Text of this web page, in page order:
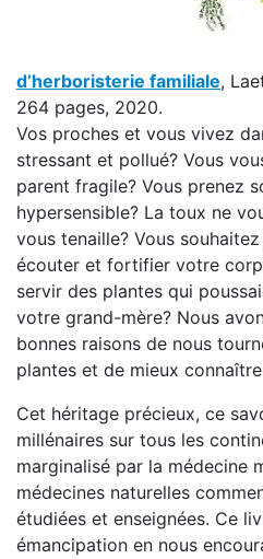
d’herboristerie familiale,
264 pages, 2020.
Vos proches et vous vivez
stressant et pollué? Vous
parent fragile? Vous prenez
hypersensible? La toux ne
vous tenaille? Vous
écouter et fortifier votre
servir des plantes qui
votre grand-mère? Nous
bonnes raisons de nous
plantes et de mieux
Cet héritage précieux, ce
millénaires sur tous les
marginalisé par la médecine
médecines naturelles
étudiées et enseignées. Ce
émancipation en nous